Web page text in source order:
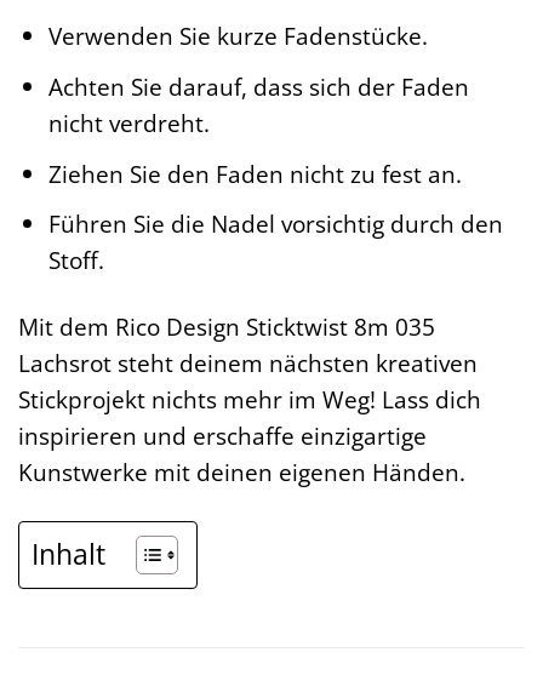
Verwenden Sie kurze Fadenstücke.
Achten Sie darauf, dass sich der Faden
nicht verdreht.
Ziehen Sie den Faden nicht zu fest an.
Führen Sie die Nadel vorsichtig durch den
Stoff.
Mit dem Rico Design Sticktwist 8m 035
Lachsrot steht deinem nächsten kreativen
Stickprojekt nichts mehr im Weg! Lass dich
inspirieren und erschaffe einzigartige
Kunstwerke mit deinen eigenen Händen.
Inhalt